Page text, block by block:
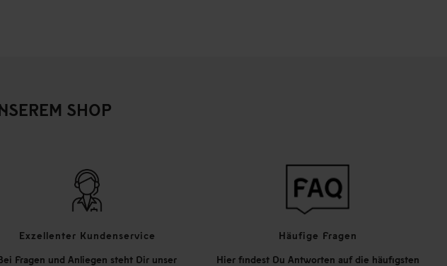
SHOP
Exzellenter Kundenservice
Fragen und Anliegen steht Dir unser
Häufige Fragen
Hier findest Du Antworten auf die häufigsten